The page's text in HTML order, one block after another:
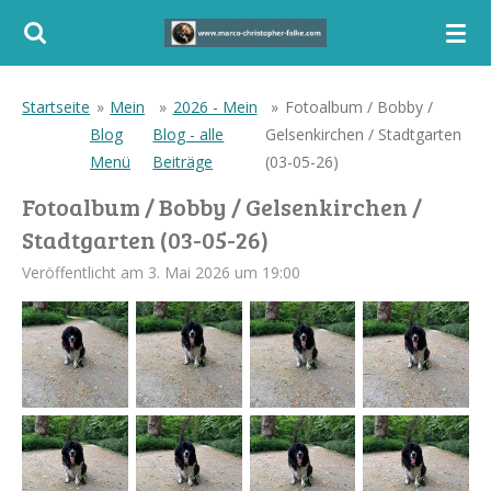
Zum
Startseite » Mein
Blog
Menü
» 2026 - Mein
Blog - alle
Beiträge
» Fotoalbum / Bobby /
Gelsenkirchen / Stadtgarten
(03-05-26)
Fotoalbum / Bobby / Gelsenkirchen /
Stadtgarten (03-05-26)
Veröffentlicht am 3. Mai 2026 um 19:00